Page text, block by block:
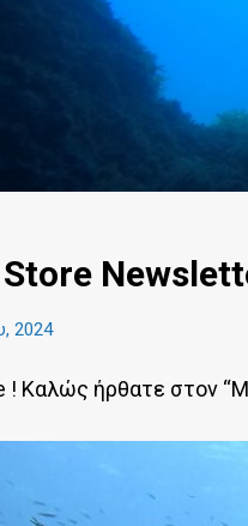
2024
! Καλώς ήρθατε στον